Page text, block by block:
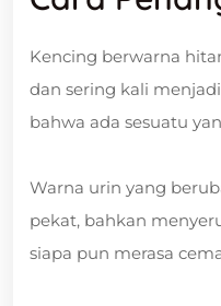
Kencing berwarna
dan sering kali
bahwa ada sesuatu
Warna urin yang
pekat, bahkan
siapa pun merasa